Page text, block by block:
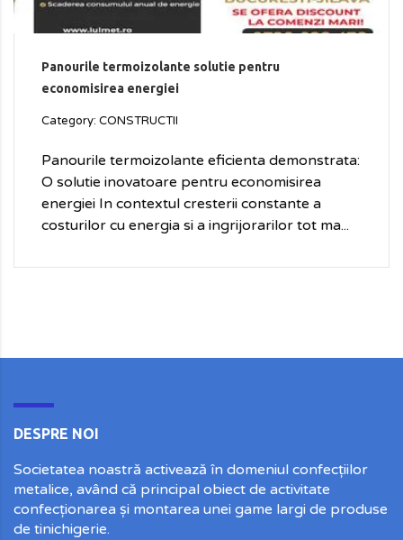
Panourile termoizolante solutie pentru
economisirea energiei
Category: CONSTRUCTII
Panourile termoizolante eficienta demonstrata:
O solutie inovatoare pentru economisirea
energiei In contextul cresterii constante a
costurilor cu energia si a ingrijorarilor tot ma...
DESPRE NOI
Societatea noastră activează în domeniul confecțiilor
metalice, având că principal obiect de activitate
confecționarea și montarea unei game largi de produse
de tinichigerie.